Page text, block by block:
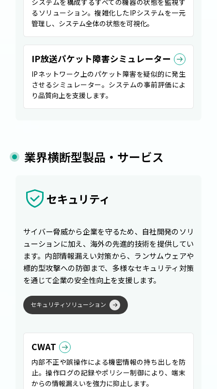
システムを構成するすべての機器の状態を監視す
るソリューション。複雑化したIPシステムを一元
管理し、システム全体の状態を可視化。
IP放送パケット障害シミュレーター
IPネットワーク上のパケット障害を疑似的に発生
させるシミュレーター。システムの事前評価によ
り品質向上を支援します。
業界横断型製品・サービス
セキュリティ
サイバー脅威から企業を守るため、自社開発のソリ
ューションに加え、海外の先進的技術を提供してい
ます。内部情報漏えい対策から、ランサムウェアや
標的型攻撃への防御まで、多様なセキュリティ対策
を通じて企業の安全性向上を支援します。
セキ ュ リティソ リ ュ ーショ ン
CWAT
内部不正や誤操作による機密情報の持ち出しを防
止。操作ログの記録やポリシー制御により、端末
からの情報漏えいを強力に抑止します。